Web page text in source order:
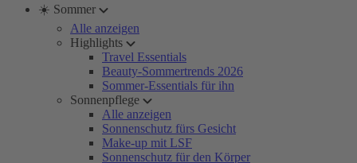
☀️ Sommer
Alle anzeigen
Highlights
Travel Essentials
Beauty-Sommertrends 2026
Sommer-Essentials für ihn
Sonnenpflege
Alle anzeigen
Sonnenschutz fürs Gesicht
Make-up mit LSF
Sonnenschutz für den Körper